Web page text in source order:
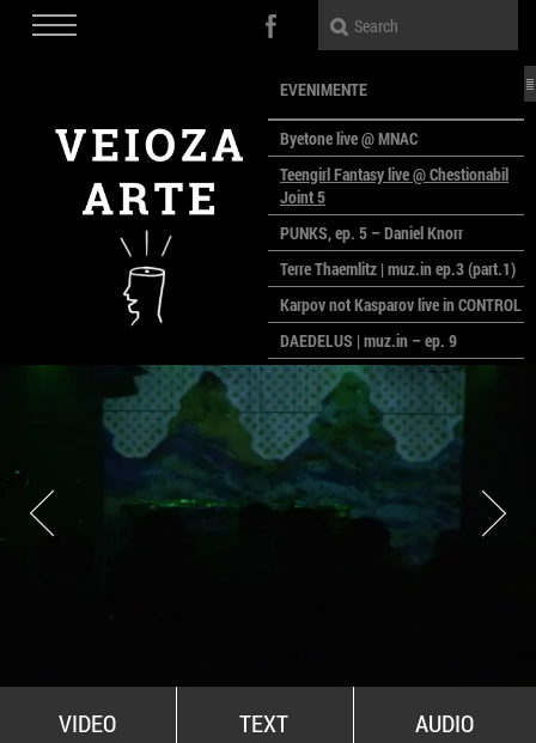
EVENIMENTE
Byetone live @ MNAC
Teengirl Fantasy live @ Chestionabil
Joint 5
PUNKS, ep. 5 – Daniel Knorr
Terre Thaemlitz | muz.in ep.3 (part.1)
Karpov not Kasparov live in CONTROL
DAEDELUS | muz.in – ep. 9
LALELE, LALELE – prima premieră a
anului la MACAZ
CinePOLSKA – filme poloneze la
București
PEOPLE OF ROMANIA se lansează la
galeria Simeza
All Stars For Outernational
VIDEO TEXT AUDIO